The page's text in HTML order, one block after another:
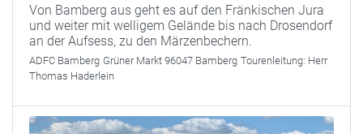
Von Bamberg aus geht es auf den Fränkischen Jura
und weiter mit welligem Gelände bis nach Drosendorf
an der Aufsess, zu den Märzenbechern.
ADFC Bamberg Grüner Markt 96047 Bamberg Tourenleitung: Herr
Thomas Haderlein